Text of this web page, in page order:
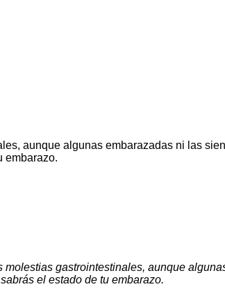
aunque algunas embarazadas ni las
embarazo.
gastrointestinales, aunque
el estado de tu embarazo.